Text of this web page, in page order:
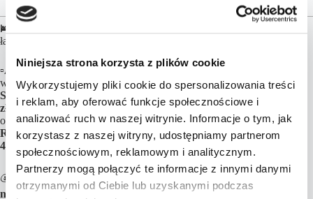
Niniejsza strona korzysta z plików cookie
Wykorzystujemy pliki cookie do spersonalizowania treści
i reklam, aby oferować funkcje społecznościowe i
analizować ruch w naszej witrynie. Informacje o tym, jak
korzystasz z naszej witryny, udostępniamy partnerom
społecznościowym, reklamowym i analitycznym.
Partnerzy mogą połączyć te informacje z innymi danymi
otrzymanymi od Ciebie lub uzyskanymi podczas
🛌 NOCLEGI:
łazienką:
▫️Awan Bali House +Kondra Premiere Guest House Kuta
wyżywienia już za3849 zł/os▫️Ubud Shanti Rice Field House By
Supala + Le Lima
650 m do plaży, oba ze śniadaniami, już za
zł/os ▫️Jero Sebali Villa+Grand La Walon Hotel500 m do plaży,
oba ze śniadaniami już za4569 zł/os ▫️Aryaswara Villa Ubud +Bali
Relaxing Resort & Spa400 m do plaży, oba ze śniadaniami już za
4765 zł/os
💰 Wszystkie ceny obejmują doskonale zlokalizowane i oceniane
noclegi
, oraz
na miejscu. Obiekty noclegowe można